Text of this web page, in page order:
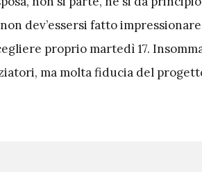
dev’essersi fatto
proprio martedì 17.
ma molta fiducia del